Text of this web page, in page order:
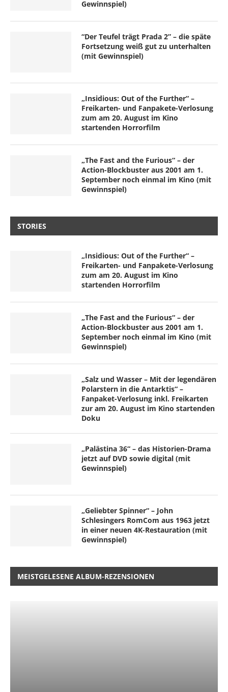
Gewinnspiel)
“Der Teufel trägt Prada 2” – die späte
Fortsetzung weiß gut zu unterhalten
(mit Gewinnspiel)
„Insidious: Out of the Further“ –
Freikarten- und Fanpakete-Verlosung
zum am 20. August im Kino
startenden Horrorfilm
„The Fast and the Furious“ – der
Action-Blockbuster aus 2001 am 1.
September noch einmal im Kino (mit
Gewinnspiel)
STORIES
„Insidious: Out of the Further“ –
Freikarten- und Fanpakete-Verlosung
zum am 20. August im Kino
startenden Horrorfilm
„The Fast and the Furious“ – der
Action-Blockbuster aus 2001 am 1.
September noch einmal im Kino (mit
Gewinnspiel)
„Salz und Wasser – Mit der legendären
Polarstern in die Antarktis“ –
Fanpaket-Verlosung inkl. Freikarten
zur am 20. August im Kino startenden
Doku
„Palästina 36“ – das Historien-Drama
jetzt auf DVD sowie digital (mit
Gewinnspiel)
„Geliebter Spinner“ – John
Schlesingers RomCom aus 1963 jetzt
in einer neuen 4K-Restauration (mit
Gewinnspiel)
MEISTGELESENE ALBUM-REZENSIONEN